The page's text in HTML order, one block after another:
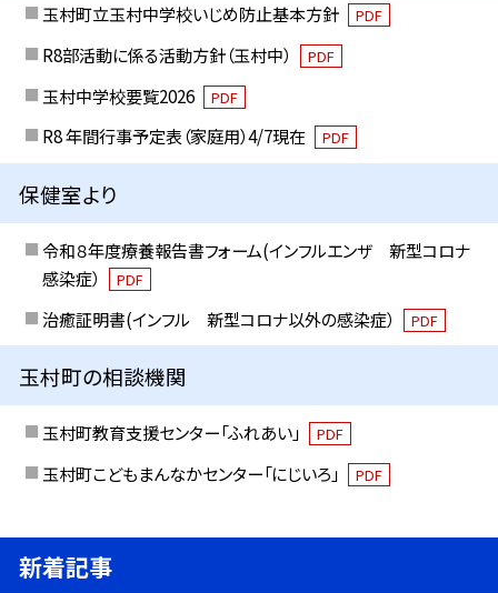
玉村町立玉村中学校いじめ防止基本方針 PDF
R8部活動に係る活動方針（玉村中） PDF
玉村中学校要覧2026 PDF
R8 年間行事予定表（家庭用）4/7現在 PDF
保健室より
令和８年度療養報告書フォーム(インフルエンザ 新型コロナ
感染症）
PDF
治癒証明書(インフル 新型コロナ以外の感染症） PDF
玉村町の相談機関
玉村町教育支援センター「ふれあい」 PDF
玉村町こどもまんなかセンター「にじいろ」 PDF
新着記事